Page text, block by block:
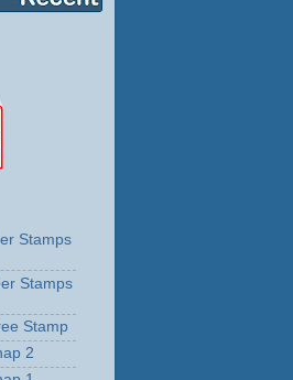
Stamps
Stamps
Stamp
2